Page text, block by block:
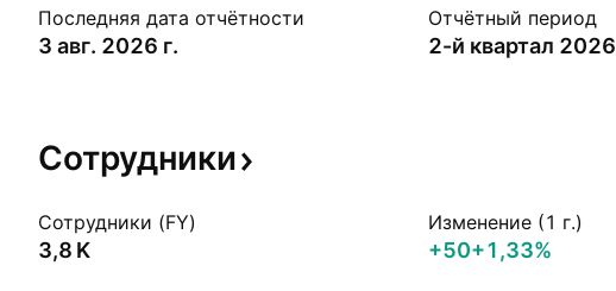
Последняя дата отчётности
3 авг. 2026 г.
Отчётный период
2-й квартал 2026
Сотрудники
Сотрудники (FY)
‪3,8 K‬
Изменение (1 г.)
+50+1,33%